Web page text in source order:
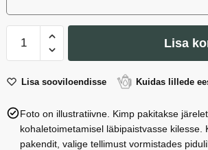
kimp
Lisa
Lisa sooviloendisse Kuidas lillede
Foto on illustratiivne. Kimp pakitakse
kohaletoimetamisel läbipaistvasse kilesse.
pakendit, valige tellimust vormistades